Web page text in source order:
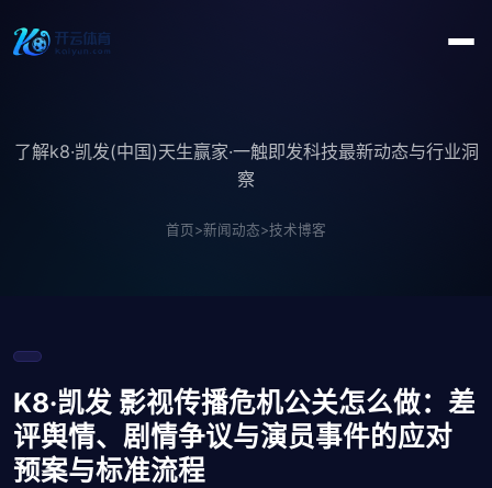
了解k8·凯发(中国)天生赢家·一触即发科技最新动态与行业洞
察
首页>新闻动态>技术博客
K8·凯发 影视传播危机公关怎么做：差
评舆情、剧情争议与演员事件的应对
预案与标准流程